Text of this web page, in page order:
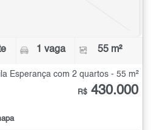
1 vaga 55 m²
Esperança com 2 quartos - 55 m²
R$ 430.000